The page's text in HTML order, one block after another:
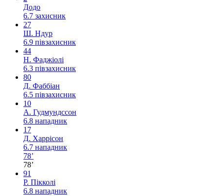
Додо
6.7 захисник
27
Ш. Ндур
6.9 півзахисник
44
Н. Фаджіолі
6.3 півзахисник
80
Д. Фаббіан
6.5 півзахисник
10
А. Гудмундссон
6.8 нападник
17
Д. Харрісон
6.7 нападник
78’
78’
91
Р. Пікколі
6.8 нападник